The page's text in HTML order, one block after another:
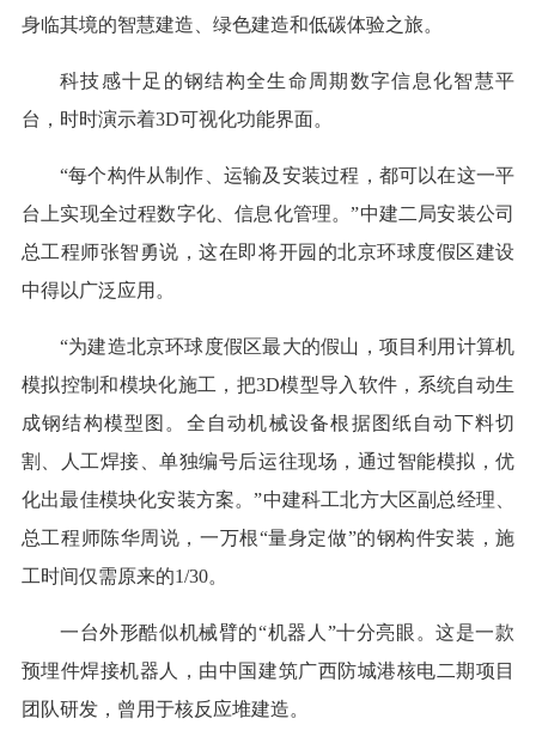
身临其境的智慧建造、绿色建造和低碳体验之旅。
科技感十足的钢结构全生命周期数字信息化智慧平
台，时时演示着3D可视化功能界面。
“每个构件从制作、运输及安装过程，都可以在这一平
台上实现全过程数字化、信息化管理。”中建二局安装公司
总工程师张智勇说，这在即将开园的北京环球度假区建设
中得以广泛应用。
“为建造北京环球度假区最大的假山，项目利用计算机
模拟控制和模块化施工，把3D模型导入软件，系统自动生
成钢结构模型图。全自动机械设备根据图纸自动下料切
割、人工焊接、单独编号后运往现场，通过智能模拟，优
化出最佳模块化安装方案。”中建科工北方大区副总经理、
总工程师陈华周说，一万根“量身定做”的钢构件安装，施
工时间仅需原来的1/30。
一台外形酷似机械臂的“机器人”十分亮眼。这是一款
预埋件焊接机器人，由中国建筑广西防城港核电二期项目
团队研发，曾用于核反应堆建造。